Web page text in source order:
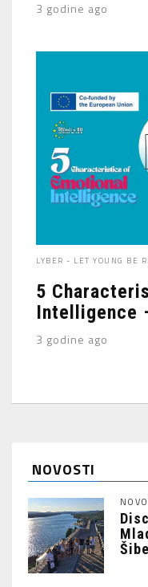
3 godine ago
LYBER - LET YOUNG BE
5
Intelligence
3 godine ago
NOVOSTI